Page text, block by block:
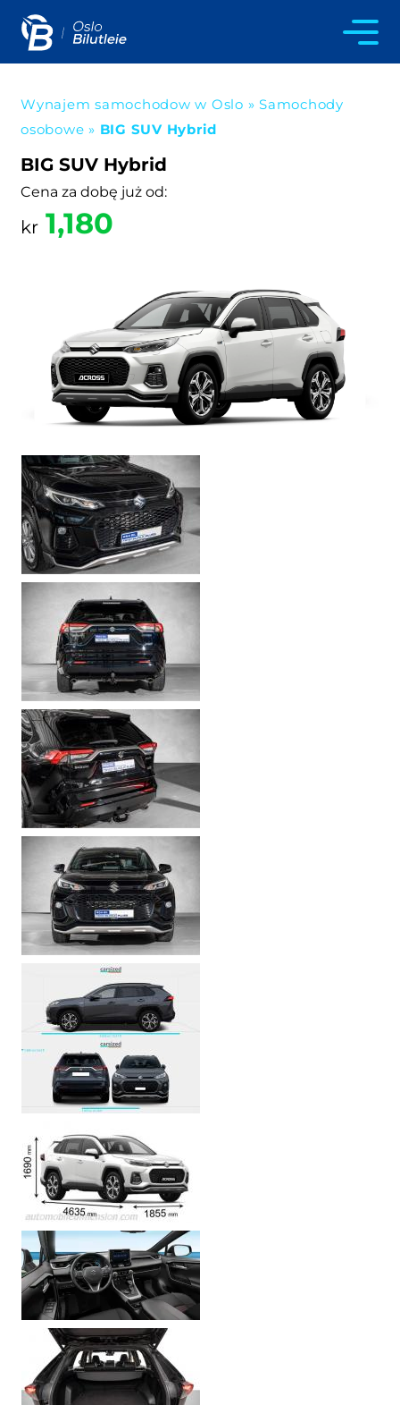
Wynajem samochodow w Oslo » Samochody
osobowe » BIG SUV Hybrid
BIG SUV Hybrid
Cena za dobę już od:
kr 1,180